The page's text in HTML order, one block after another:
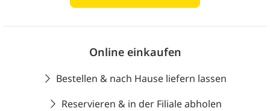
Online einkaufen
Bestellen & nach Hause liefern lassen
Reservieren & in der Filiale abholen